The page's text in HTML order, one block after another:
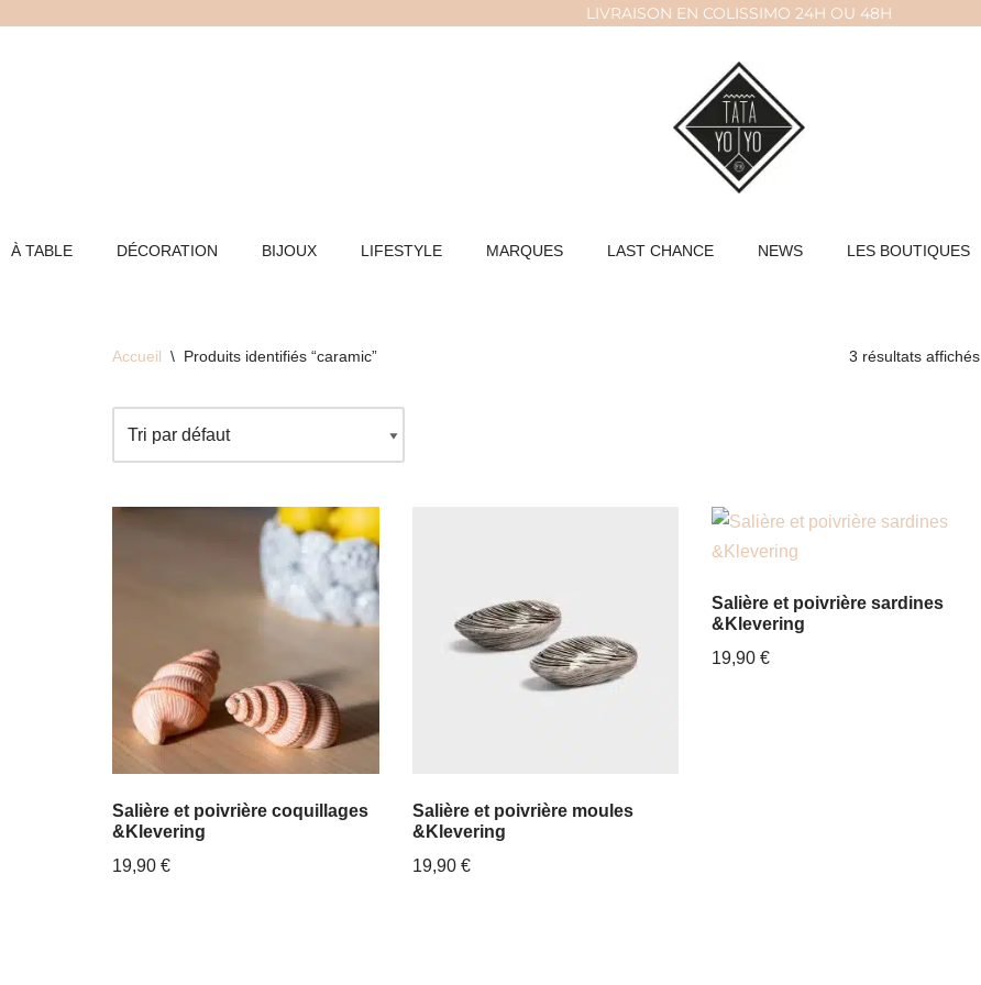
LIVRAISON EN COLISSIMO 24H OU 48H
À TABLE DÉCORATION BIJOUX LIFESTYLE MARQUES LAST CHANCE NEWS LES BOUTIQUES
Accueil \ Produits identifiés “caramic” 3 résultats affichés
Salière et poivrière coquillages
&Klevering
19,90 €
Salière et poivrière moules
&Klevering
19,90 €
Salière et poivrière sardines
&Klevering
19,90€